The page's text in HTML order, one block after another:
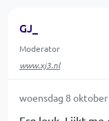
GJ_
Moderator
www.xj3.nl
woensdag 8